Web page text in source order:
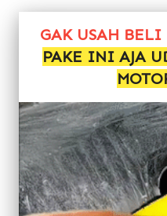
GAK USAH BELI
PAKE INI AJA